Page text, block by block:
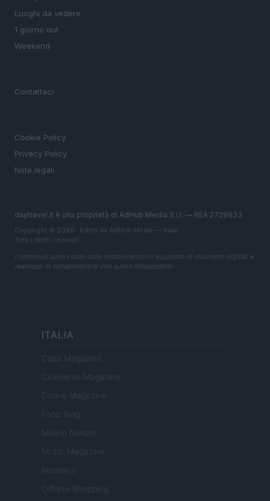
Luoghi da vedere
1 giorno out
Weekend
Contattaci
Cookie Policy
Privacy Policy
Note legali
daytravel.it è una proprietà di AdHub Media S.r.l. — REA 2729933
Copyright © 2026 · Edito da AdHub Media — Italia
Tutti i diritti riservati
I contenuti sono curati dalla redazione con il supporto di strumenti digitali e
realizzati in collaborazione con autori indipendenti.
ITALIA
Casa Magazine
Cineverse Magazine
Donne Magazine
Food Blog
Milano Notizie
Motor Magazine
Notizie.it
Offerte Shopping